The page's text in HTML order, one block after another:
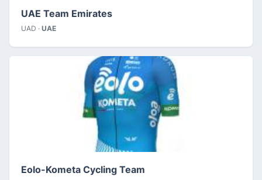
UAE Team Emirates
UAD · UAE
Eolo-Kometa Cycling Team